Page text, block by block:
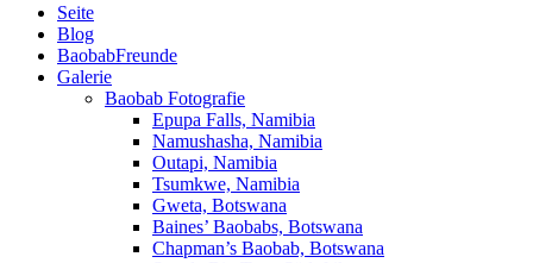
Primäres
Menü
Seite
Blog
BaobabFreunde
Galerie
Baobab Fotografie
Epupa Falls, Namibia
Namushasha, Namibia
Outapi, Namibia
Tsumkwe, Namibia
Gweta, Botswana
Baines’ Baobabs, Botswana
Chapman’s Baobab, Botswana